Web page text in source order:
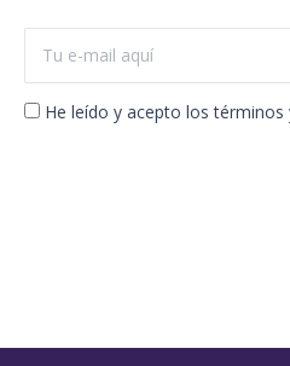
He leído y acepto los términos